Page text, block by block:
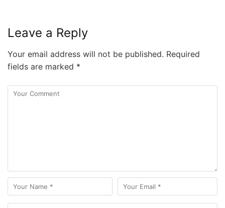
Leave a Reply
Your email address will not be published. Required
fields are marked *